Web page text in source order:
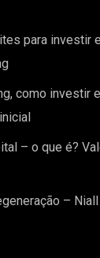
para investir
como investir
– o que é?
–